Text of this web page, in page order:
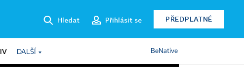
Hledat Přihlásit se PŘEDPLATNÉ
DALŠÍ BeNative